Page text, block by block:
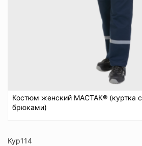
Костюм женский МАСТАК® (куртка с
брюками)
Кур114